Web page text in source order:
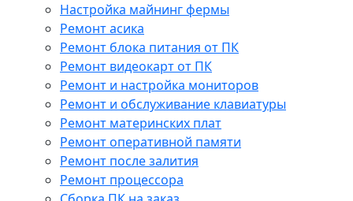
Настройка майнинг фермы
Ремонт асика
Ремонт блока питания от ПК
Ремонт видеокарт от ПК
Ремонт и настройка мониторов
Ремонт и обслуживание клавиатуры
Ремонт материнских плат
Ремонт оперативной памяти
Ремонт после залития
Ремонт процессора